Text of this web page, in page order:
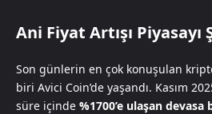
Ani Fiyat Artışı Piyasayı
Son günlerin en çok konuşulan
biri Avici Coin’de yaşandı. Kasım
süre içinde %1700’e ulaşan